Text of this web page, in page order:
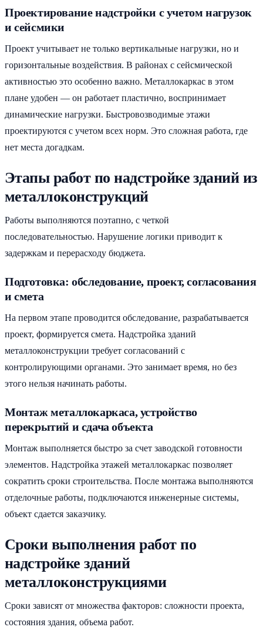
Проектирование надстройки с учетом нагрузок
и сейсмики
Проект учитывает не только вертикальные нагрузки, но и
горизонтальные воздействия. В районах с сейсмической
активностью это особенно важно. Металлокаркас в этом
плане удобен — он работает пластично, воспринимает
динамические нагрузки. Быстровозводимые этажи
проектируются с учетом всех норм. Это сложная работа, где
нет места догадкам.
Этапы работ по надстройке зданий из
металлоконструкций
Работы выполняются поэтапно, с четкой
последовательностью. Нарушение логики приводит к
задержкам и перерасходу бюджета.
Подготовка: обследование, проект, согласования
и смета
На первом этапе проводится обследование, разрабатывается
проект, формируется смета. Надстройка зданий
металлоконструкции требует согласований с
контролирующими органами. Это занимает время, но без
этого нельзя начинать работы.
Монтаж металлокаркаса, устройство
перекрытий и сдача объекта
Монтаж выполняется быстро за счет заводской готовности
элементов. Надстройка этажей металлокаркас позволяет
сократить сроки строительства. После монтажа выполняются
отделочные работы, подключаются инженерные системы,
объект сдается заказчику.
Сроки выполнения работ по
надстройке зданий
металлоконструкциями
Сроки зависят от множества факторов: сложности проекта,
состояния здания, объема работ.